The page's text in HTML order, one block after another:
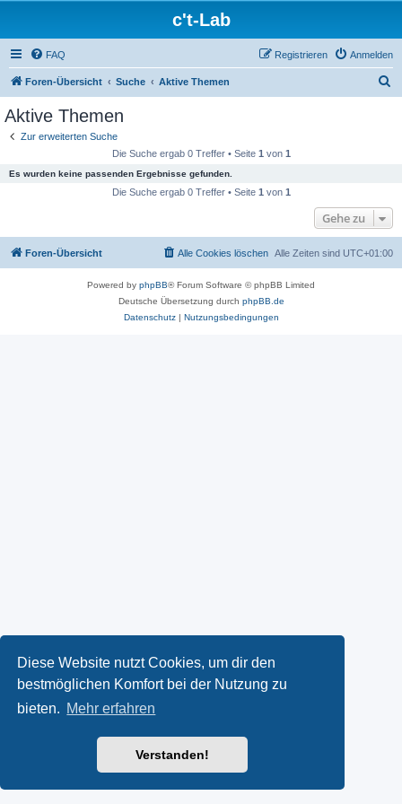
Diese Website nutzt Cookies, um dir den
bestmöglichen Komfort bei der Nutzung zu
bieten. Mehr erfahren
Verstanden!
c't-Lab
FAQ Anmelden
Registrieren
Foren-Übersicht Suche Aktive Themen
Aktive Themen
Zur erweiterten Suche
Die Suche ergab 0 Treffer • Seite 1 von 1
Es wurden keine passenden Ergebnisse gefunden.
Die Suche ergab 0 Treffer • Seite 1 von 1
Gehe zu
Foren-Übersicht Alle Zeiten sind UTC+01:00
Alle Cookies löschen
Powered by phpBB® Forum Software © phpBB Limited
Deutsche Übersetzung durch phpBB.de
Datenschutz| Nutzungsbedingungen